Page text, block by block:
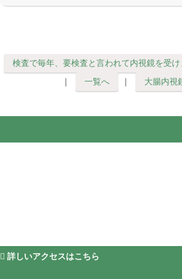
検査で毎年、要検査と言われて内視鏡を受
｜
一覧へ ｜ 大腸内視
詳しいアクセスはこちら